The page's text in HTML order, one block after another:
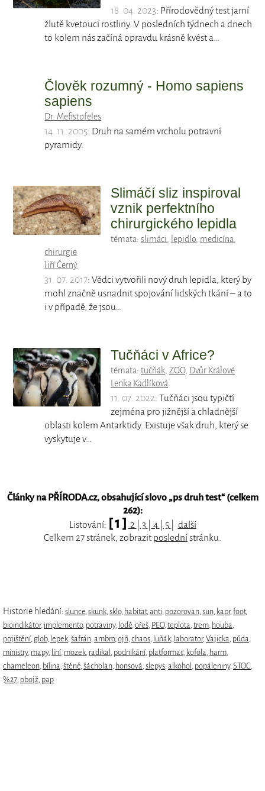
18. 04. 2023: Přírodovědný test jarní
žlutě kvetoucí rostliny. V posledních týdnech a dnech
to kolem nás začíná opravdu krásně kvést a…
Člověk rozumný - Homo sapiens
sapiens
Dr. Mefistofeles
14. 11. 2005: Druh na samém vrcholu potravní
pyramidy.
Slimáčí sliz inspiroval
vznik perfektního
chirurgického lepidla
témata: slimáci, lepidlo, medicína,
chirurgie
Jiří Černý
31. 07. 2017: Vědci vytvořili nový druh lepidla, který by
mohl značně usnadnit spojování lidských tkání – a to
i v případě, že jsou…
Tučňáci v Africe?
témata: tučňák, ZOO, Dvůr Králové
Lenka Kadlíková
11. 07. 2022: Tučňáci jsou typičtí
zejména pro jižnější a chladnější
oblasti kolem Antarktidy. Existuje však druh, který se
vyskytuje v…
Články na PŘÍRODA.cz, obsahující slovo „ps druh test“ (celkem
262):
Listování: [ 1 ] 2 3 4 5
další
Celkem 27 stránek, zobrazitposlednístránku.
Historie hledání: slunce,skunk,sklo, habitat,anti, pozorovan,sun, kapr,foot,
bioindikátor, implemento, potraviny, lodě,ořeš, PEO,teplota,trem, houba,
pojištění, glob, lepek,šafrán,ambro,ojñ,chaos, luňák, laborator,Vajicka, půda,
ministry, mapy, líní, mozek, radikal , podnikání, platformac, kofola, harm,
chameleon, bílina,štěně,šácholan, honsová,slepys,alkohol , popáleniny,STOC,
%27,obojž, pap